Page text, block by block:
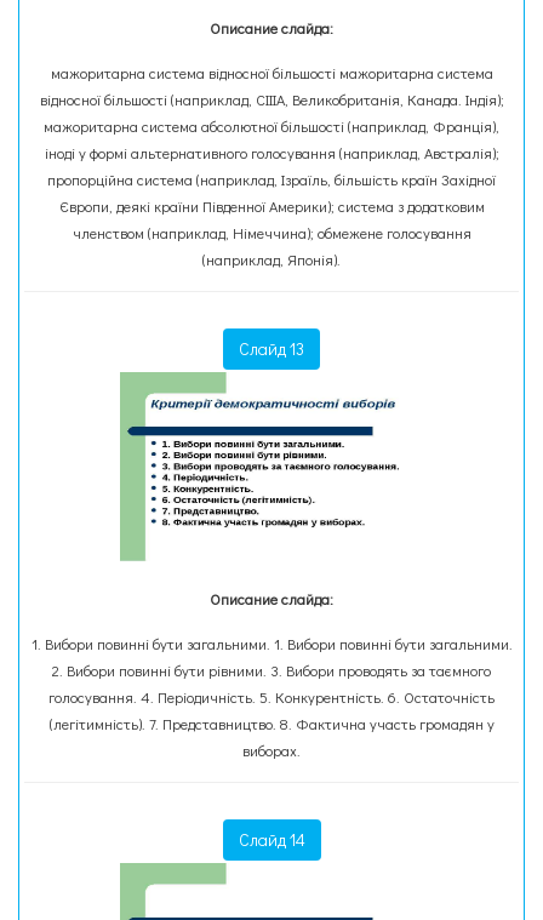
Описание слайда:
мажоритарна система відносної більшості мажоритарна система
відносної більшості (наприклад, СІІІА, Великобританія, Канада. Індія);
мажоритарна система абсолютної більшості (наприклад, Франція),
іноді у формі альтернативного голосування (наприклад, Австралія);
пропорційна система (наприклад, Ізраїль, більшість країн Західної
Європи, деякі країни Південної Америки); система з додатковим
членством (наприклад, Німеччина); обмежене голосування
(наприклад, Японія).
Слайд 13
Описание слайда:
1. Вибори повинні бути загальними. 1. Вибори повинні бути загальними.
2. Вибори повинні бути рівними. 3. Вибори проводять за таємного
голосування. 4. Періодичність. 5. Конкурентність. 6. Остаточність
(легітимність). 7. Представництво. 8. Фактична участь громадян у
виборах.
Слайд 14